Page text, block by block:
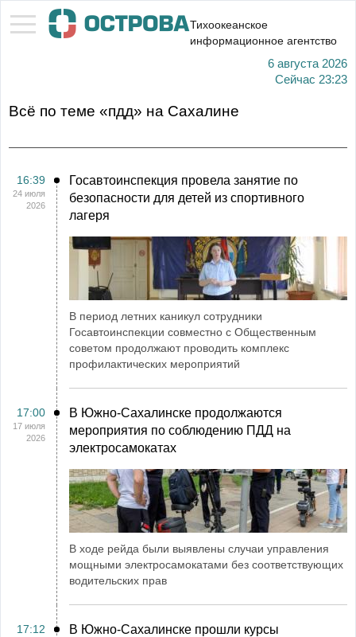
Тихоокеанское
информационное агентство
6 августа 2026
Сейчас 23:23
Всё по теме «пдд» на Сахалине
16:39
24 июля
2026
Госавтоинспекция провела занятие по
безопасности для детей из спортивного
лагеря
В период летних каникул сотрудники
Госавтоинспекции совместно с Общественным
советом продолжают проводить комплекс
профилактических мероприятий
17:00
17 июля
2026
В Южно-Сахалинске продолжаются
мероприятия по соблюдению ПДД на
электросамокатах
В ходе рейда были выявлены случаи управления
мощными электросамокатами без соответствующих
водительских прав
17:12
В Южно-Сахалинске прошли курсы